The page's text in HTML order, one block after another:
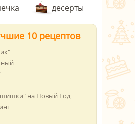
десерты
10 рецептов
шишки" на Новый Год